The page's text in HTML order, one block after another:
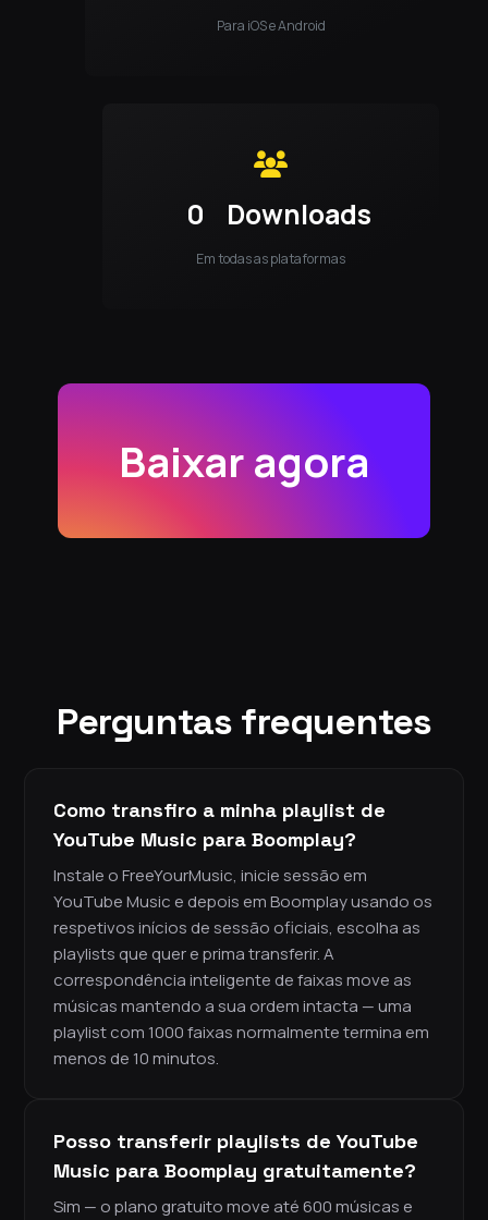
Para iOS e Android
0 Downloads
Em todas as plataformas
Baixar agora
Perguntas frequentes
Como transfiro a minha playlist de
YouTube Music para Boomplay?
Instale o FreeYourMusic, inicie sessão em
YouTube Music e depois em Boomplay usando os
respetivos inícios de sessão oficiais, escolha as
playlists que quer e prima transferir. A
correspondência inteligente de faixas move as
músicas mantendo a sua ordem intacta — uma
playlist com 1000 faixas normalmente termina em
menos de 10 minutos.
Posso transferir playlists de YouTube
Music para Boomplay gratuitamente?
Sim — o plano gratuito move até 600 músicas e